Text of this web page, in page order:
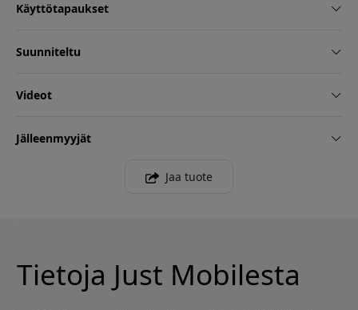
Käyttötapaukset
Suunniteltu
Videot
Jälleenmyyjät
Jaa tuote
Tietoja Just Mobilesta